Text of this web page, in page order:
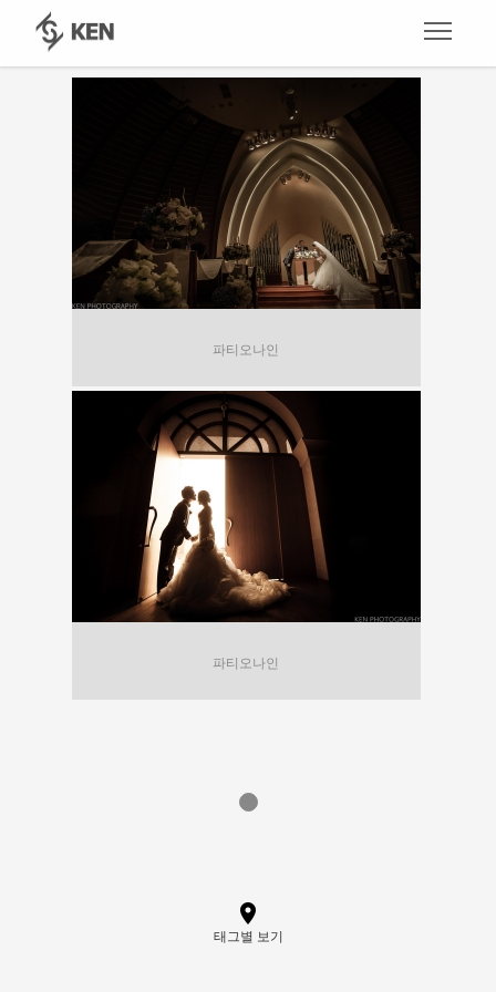
파티오나인
파티오나인
태그별 보기